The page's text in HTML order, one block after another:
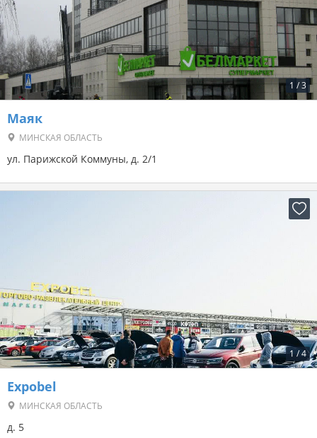
1 /3
Маяк
МИНСКАЯ ОБЛАСТЬ
ул. Парижской Коммуны, д. 2/1
1/4
Expobel
МИНСКАЯ ОБЛАСТЬ
д. 5